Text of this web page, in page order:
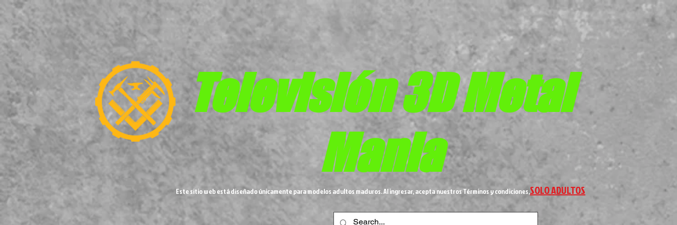
Televisión 3DMetal
Mania
Este sitio web está diseñado únicamente para modelos adultos maduros. Al ingresar, acepta nuestros Términos y condiciones,SOLO ADULTOS